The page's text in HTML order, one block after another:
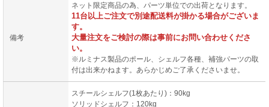
備考
ネット限定商品の為、パーツ単位での出荷となります。
11台以上ご注文で別途配送料が掛かる場合がございま
す。
大量注文をご検討の際は事前にお問い合わせくださ
い。
※ルミナス製品のポール、シェルフ各種、補強パーツの取
付は出来かねます。あらかじめご了承くださいませ。
スチールシェルフ(1枚あたり)：90kg
ソリッドシェルフ：120kg